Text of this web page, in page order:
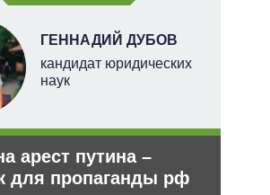
ГЕННАДИЙ ДУБОВ
кандидат юридических
наук
арест путина –
для пропаганды рф